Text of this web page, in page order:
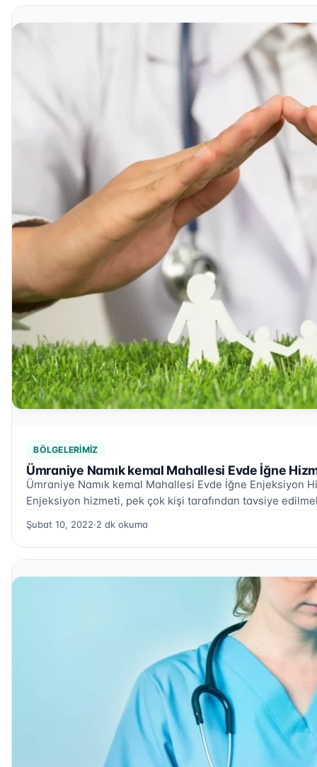
BÖLGELERIMIZ
Ümraniye Namık kemal Mahallesi Evde İğne
Ümraniye Namık kemal Mahallesi Evde İğne Enjeksiyon
Enjeksiyon hizmeti, pek çok kişi tarafından tavsiye
Şubat 10, 2022·2 dk okuma